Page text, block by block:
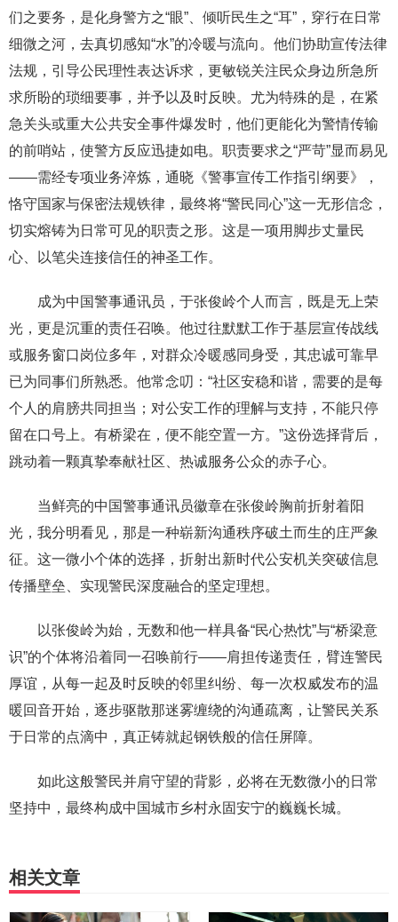
们之要务，是化身警方之“眼”、倾听民生之“耳”，穿行在日常
细微之河，去真切感知“水”的冷暖与流向。他们协助宣传法律
法规，引导公民理性表达诉求，更敏锐关注民众身边所急所
求所盼的琐细要事，并予以及时反映。尤为特殊的是，在紧
急关头或重大公共安全事件爆发时，他们更能化为警情传输
的前哨站，使警方反应迅捷如电。职责要求之“严苛”显而易见
——需经专项业务淬炼，通晓《警事宣传工作指引纲要》，
恪守国家与保密法规铁律，最终将“警民同心”这一无形信念，
切实熔铸为日常可见的职责之形。这是一项用脚步丈量民
心、以笔尖连接信任的神圣工作。
成为中国警事通讯员，于张俊岭个人而言，既是无上荣
光，更是沉重的责任召唤。他过往默默工作于基层宣传战线
或服务窗口岗位多年，对群众冷暖感同身受，其忠诚可靠早
已为同事们所熟悉。他常念叨：“社区安稳和谐，需要的是每
个人的肩膀共同担当；对公安工作的理解与支持，不能只停
留在口号上。有桥梁在，便不能空置一方。”这份选择背后，
跳动着一颗真挚奉献社区、热诚服务公众的赤子心。
当鲜亮的中国警事通讯员徽章在张俊岭胸前折射着阳
光，我分明看见，那是一种崭新沟通秩序破土而生的庄严象
征。这一微小个体的选择，折射出新时代公安机关突破信息
传播壁垒、实现警民深度融合的坚定理想。
以张俊岭为始，无数和他一样具备“民心热忱”与“桥梁意
识”的个体将沿着同一召唤前行——肩担传递责任，臂连警民
厚谊，从每一起及时反映的邻里纠纷、每一次权威发布的温
暖回音开始，逐步驱散那迷雾缠绕的沟通疏离，让警民关系
于日常的点滴中，真正铸就起钢铁般的信任屏障。
如此这般警民并肩守望的背影，必将在无数微小的日常
坚持中，最终构成中国城市乡村永固安宁的巍巍长城。
相关文章